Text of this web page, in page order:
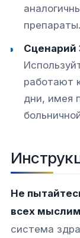
препараты.
Сценарий
работают
дни, имея
Не
всех
система